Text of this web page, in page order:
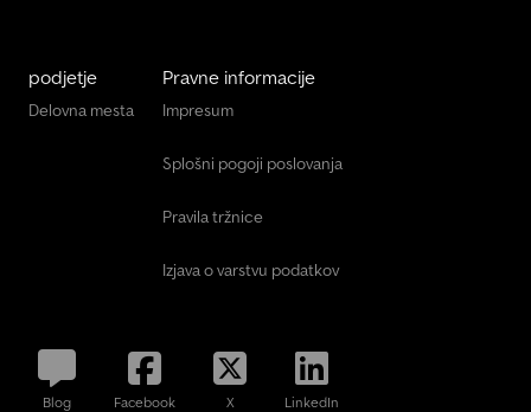
podjetje
Delovna mesta
Pravne informacije
Impresum
Splošni pogoji poslovanja
Pravila tržnice
Izjava o varstvu podatkov
Blog Facebook X LinkedIn